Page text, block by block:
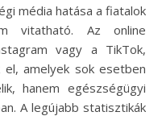
média hatása a fiatalok
vitatható. Az online
vagy a TikTok,
amelyek sok esetben
hanem egészségügyi
A legújabb statisztikák